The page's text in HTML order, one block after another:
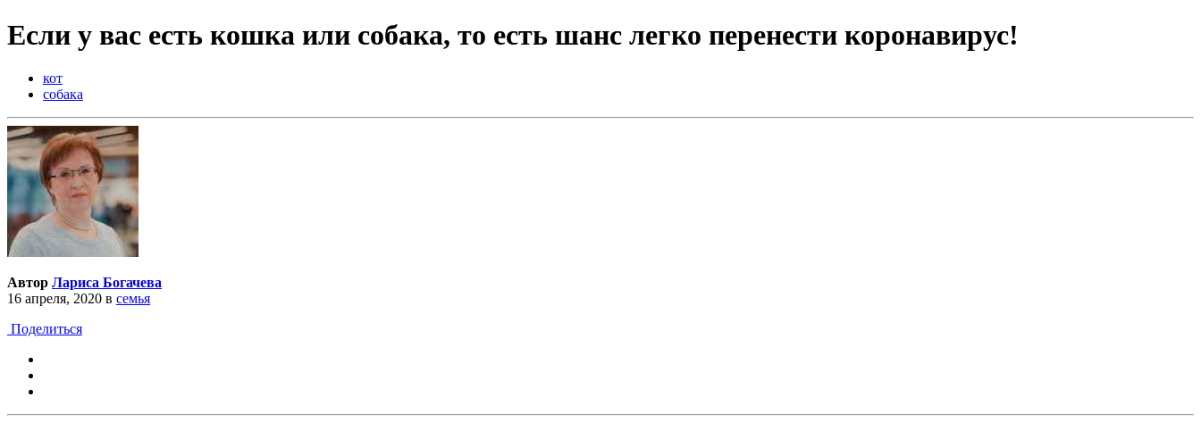
Если у вас есть кошка или собака, то есть шанс легко перенести коронавирус!
кот
собака
Автор Лариса Богачева
16 апреля, 2020 в семья
Поделиться